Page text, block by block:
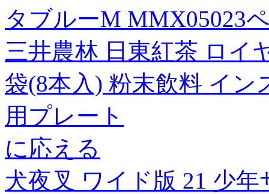
タブルーM MMX05023
三井農林 日東紅茶 ロイ
袋(8本入) 粉末飲料 イン
用プレート
に応える
犬夜叉 ワイド版 21 少